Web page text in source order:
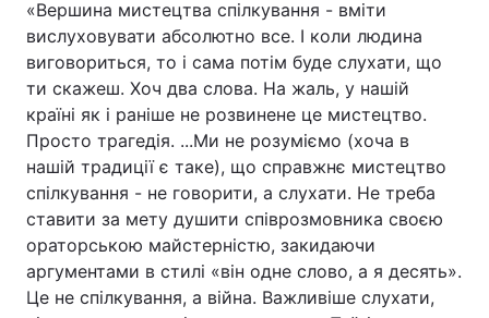
«Вершина мистецтва спілкування - вміти
вислуховувати абсолютно все. І коли людина
виговориться, то і сама потім буде слухати, що
ти скажеш. Хоч два слова. На жаль, у нашій
країні як і раніше не розвинене це мистецтво.
Просто трагедія. ...Ми не розуміємо (хоча в
нашій традиції є таке), що справжнє мистецтво
спілкування - не говорити, а слухати. Не треба
ставити за мету душити співрозмовника своєю
ораторською майстерністю, закидаючи
аргументами в стилі «він одне слово, а я десять».
Це не спілкування, а війна. Важливіше слухати,